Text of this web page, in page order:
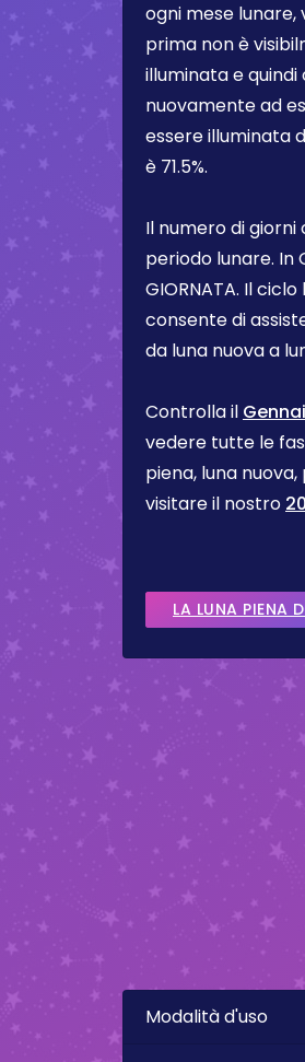
ogni mese
prima non è
illuminata e
nuovamente ad
essere illuminata
è 71.5%.
Il numero di
periodo lunare. In
GIORNATA. Il
consente di
da luna nuova a
Controlla il
vedere tutte le
piena, luna
visitare il nostro
LA LUNA PIENA
Modalità d'uso